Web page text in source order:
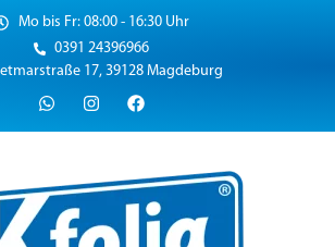
Mo bis Fr: 08:00 - 16:30 Uhr
0391 24396966
17, 39128 Magdeburg